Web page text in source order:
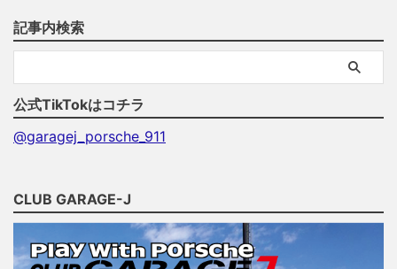
記事内検索
公式TikTokはコチラ
@garagej_porsche_911
CLUB GARAGE-J